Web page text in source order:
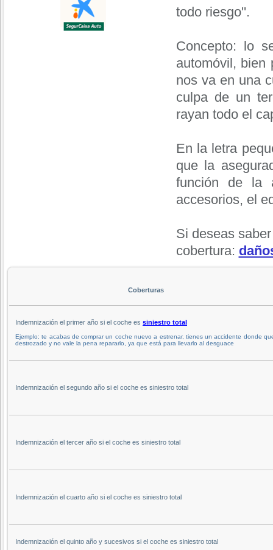
todo riesgo''.
Concepto: lo
automóvil, bien
nos va en una
culpa de un
rayan todo el
En la letra
que la
función de la
accesorios, el
Si deseas
cobertura:
Coberturas
Indemnización el primer año si el coche es siniestro total
Ejemplo: te acabas de comprar un coche nuevo a estrenar, tienes un accidente donde
destrozado y no vale la pena repararlo, ya que está para llevarlo al desguace
Indemnización el segundo año si el coche es siniestro total
Indemnización el tercer año si el coche es siniestro total
Indemnización el cuarto año si el coche es siniestro total
Indemnización el quinto año y sucesivos si el coche es siniestro total